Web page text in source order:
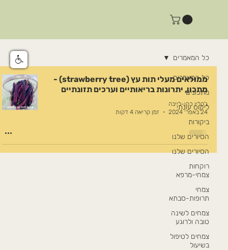
כל המאמרים
מתכונים
ליקוט עונתי
ביקורות
הסיורים שלנו
הסיורים שלנו
רוקחות
צמחי-מרפא
צמחי
תרופות-סבתא
צמחים לשינה
טובה ולרוגע
צמחים לטיפול
בשיעול
כל המאמרים
ממולאים מעלי תות עץ (strawberry tree) -
מתכון, יתרונות בריאותיים וערכים תזונתיים
ג'קלין כהן-לייבה
24 באפר׳ 2024
זמן קריאה 4 דקות